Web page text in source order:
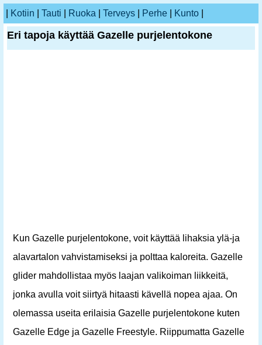
Kotiin Tauti Ruoka Terveys Perhe Kunto
Eri tapoja käyttää Gazelle purjelentokone
Kun Gazelle purjelentokone, voit käyttää lihaksia ylä-ja
alavartalon vahvistamiseksi ja polttaa kaloreita. Gazelle
glider mahdollistaa myös laajan valikoiman liikkeitä,
jonka avulla voit siirtyä hitaasti kävellä nopea ajaa. On
olemassa useita erilaisia ​​Gazelle purjelentokone kuten
Gazelle Edge ja Gazelle Freestyle. Riippumatta Gazelle